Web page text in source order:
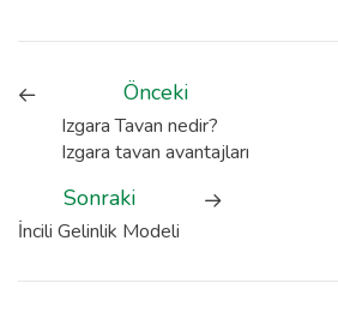
Önceki
Izgara Tavan nedir?
Izgara tavan avantajları
Sonraki
İncili Gelinlik Modeli